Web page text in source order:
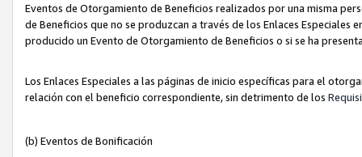
Eventos de Otorgamiento de Beneficios realizados por una misma
de Beneficios que no se produzcan a través de los Enlaces Especiales
producido un Evento de Otorgamiento de Beneficios o si se ha
Los Enlaces Especiales a las páginas de inicio específicas para el
relación con el beneficio correspondiente, sin detrimento de los
(b) Eventos de Bonificación